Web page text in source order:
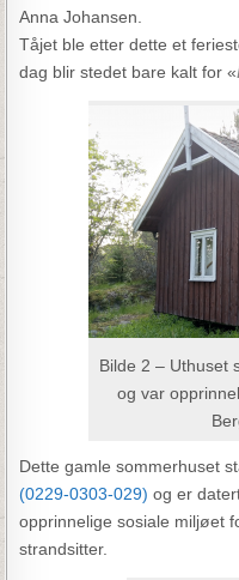
Anna Johansen.
Tåjet ble etter dette et
dag blir stedet bare kalt for «
Bilde 2 – Uthuset
og var
Dette gamle sommerhuset
(0229-0303-029) og er
opprinnelige sosiale miljøet
strandsitter.